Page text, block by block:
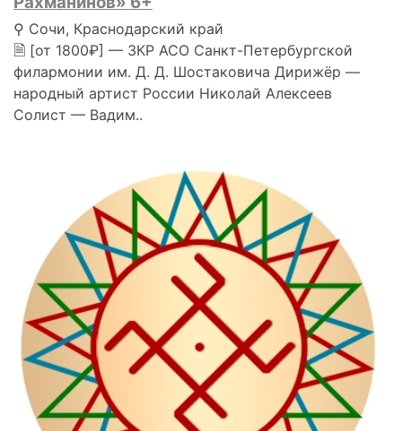
⚲ Сочи, Краснодарский край
🗎 [от 1800₽] — ЗКР АСО Санкт-Петербургской
филармонии им. Д. Д. Шостаковича Дирижёр —
народный артист России Николай Алексеев
Солист — Вадим..